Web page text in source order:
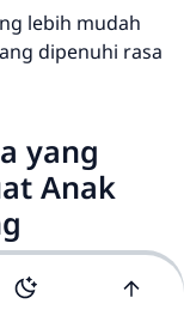
lebih mudah
dipenuhi rasa
yang
Anak
yang saleh,
terkadang,